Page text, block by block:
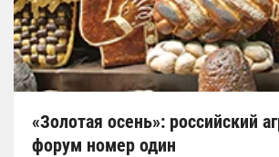
«Золотая осень»: российский
форум номер один